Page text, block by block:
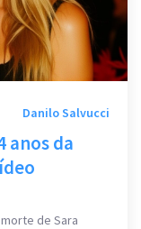
Danilo Salvucci
anos da
de Sara